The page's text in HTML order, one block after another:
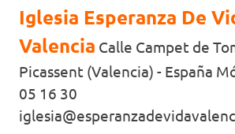
Iglesia Esperanza De
Valencia Calle Campet de
Picassent (Valencia) - España
05 16 30